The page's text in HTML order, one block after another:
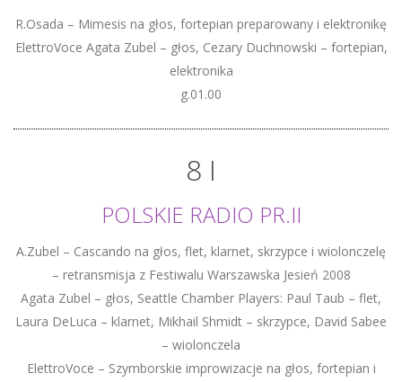
R.Osada – Mimesis na głos, fortepian preparowany i elektronikę
ElettroVoce Agata Zubel – głos, Cezary Duchnowski – fortepian,
elektronika
g.01.00
8 I
POLSKIE RADIO PR.II
A.Zubel – Cascando na głos, flet, klarnet, skrzypce i wiolonczelę
– retransmisja z Festiwalu Warszawska Jesień 2008
Agata Zubel – głos, Seattle Chamber Players: Paul Taub – flet,
Laura DeLuca – klarnet, Mikhail Shmidt – skrzypce, David Sabee
– wiolonczela
ElettroVoce – Szymborskie improwizacje na głos, fortepian i